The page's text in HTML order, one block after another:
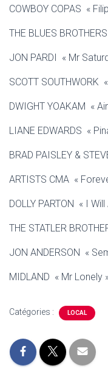
COWBOY COPAS «
THE BLUES
JON PARDI « Mr
SCOTT SOUTHWORK
DWIGHT YOAKAM «
LIANE EDWARDS «
BRAD PAISLEY &
ARTISTS CMA «
DOLLY PARTON « I
THE STATLER
JON ANDERSON «
MIDLAND « Mr Lonely
Catégories : LOCAL